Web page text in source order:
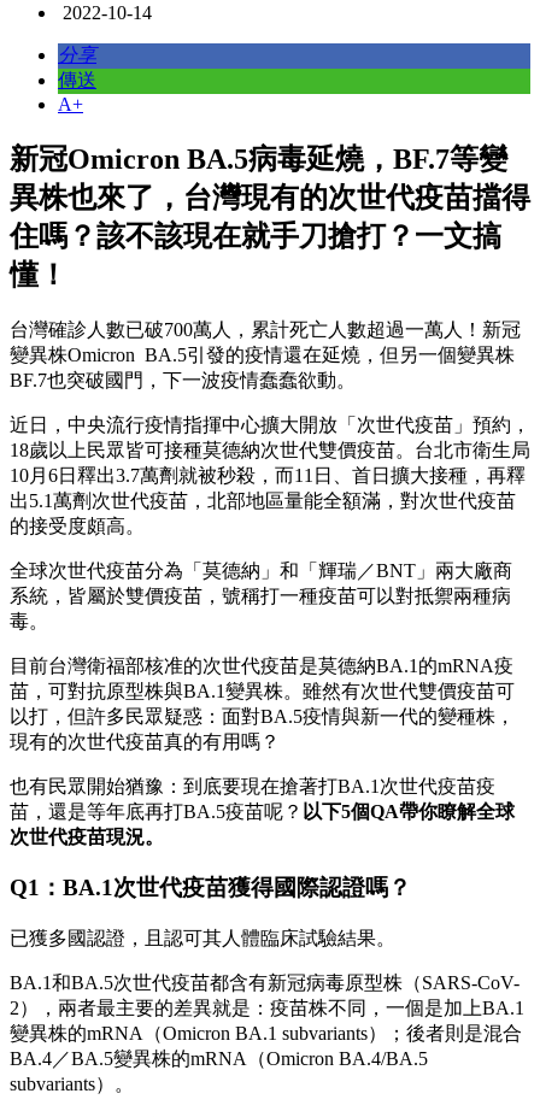
2022-10-14
分享
傳送
A+
新冠Omicron BA.5病毒延燒，BF.7等變
異株也來了，台灣現有的次世代疫苗擋得
住嗎？該不該現在就手刀搶打？一文搞
懂！
台灣確診人數已破700萬人，累計死亡人數超過一萬人！新冠
變異株Omicron BA.5引發的疫情還在延燒，但另一個變異株
BF.7也突破國門，下一波疫情蠢蠢欲動。
近日，中央流行疫情指揮中心擴大開放「次世代疫苗」預約，
18歲以上民眾皆可接種莫德納次世代雙價疫苗。台北市衛生局
10月6日釋出3.7萬劑就被秒殺，而11日、首日擴大接種，再釋
出5.1萬劑次世代疫苗，北部地區量能全額滿，對次世代疫苗
的接受度頗高。
全球次世代疫苗分為「莫德納」和「輝瑞／BNT」兩大廠商
系統，皆屬於雙價疫苗，號稱打一種疫苗可以對抵禦兩種病
毒。
目前台灣衛福部核准的次世代疫苗是莫德納BA.1的mRNA疫
苗，可對抗原型株與BA.1變異株。雖然有次世代雙價疫苗可
以打，但許多民眾疑惑：面對BA.5疫情與新一代的變種株，
現有的次世代疫苗真的有用嗎？
也有民眾開始猶豫：到底要現在搶著打BA.1次世代疫苗疫
苗，還是等年底再打BA.5疫苗呢？ 以下5個QA帶你瞭解全球
次世代疫苗現況。
Q1：BA.1次世代疫苗獲得國際認證嗎？
已獲多國認證，且認可其人體臨床試驗結果。
BA.1和BA.5次世代疫苗都含有新冠病毒原型株（SARS-CoV-
2），兩者最主要的差異就是：疫苗株不同，一個是加上BA.1
變異株的mRNA（Omicron BA.1 subvariants）；後者則是混合
BA.4／BA.5變異株的mRNA（Omicron BA.4/BA.5
subvariants）。